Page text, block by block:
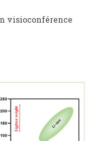
visioconférence